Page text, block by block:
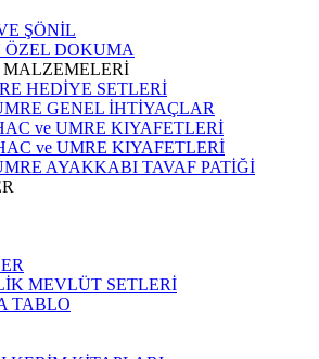
ŞÖNİL
ÖZEL DOKUMA
MALZEMELERİ
HEDİYE SETLERİ
GENEL İHTİYAÇLAR
ve UMRE KIYAFETLERİ
ve UMRE KIYAFETLERİ
AYAKKABI TAVAF PATİĞİ
MEVLÜT SETLERİ
TABLO